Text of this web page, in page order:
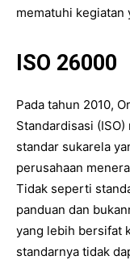
mematuhi kegiatan
ISO 26000
Pada tahun 2010,
Standardisasi
standar sukarela
perusahaan
Tidak seperti
panduan dan
yang lebih bersifat
standarnya tidak